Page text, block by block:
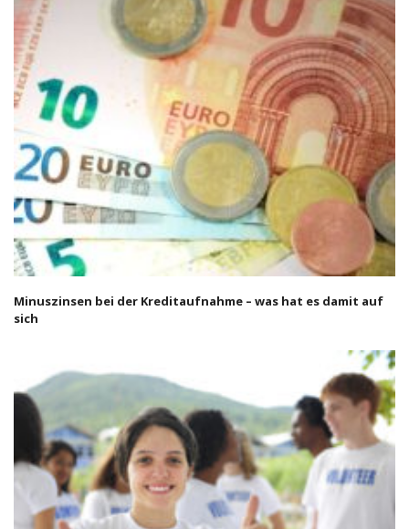
Minuszinsen bei der Kreditaufnahme – was hat es damit auf
sich